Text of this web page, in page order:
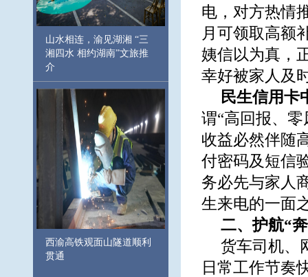
山水相连，渝见湖湘 “三
湘四水 相约湖南”文旅推
介
西渝高铁观面山隧道顺利
贯通
电，对方热情
月可领取高额
姨信以为真，
幸好被家人及
民生信用卡
谓“高回报、
收益必然伴随
付密码及短信
务必先与家人
生来电的一面
二、护航“
货车司机、
日常工作节奏